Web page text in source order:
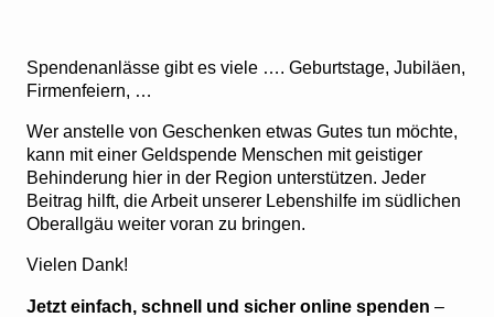
Spendenanlässe gibt es viele …. Geburtstage, Jubiläen,
Firmenfeiern, …
Wer anstelle von Geschenken etwas Gutes tun möchte,
kann mit einer Geldspende Menschen mit geistiger
Behinderung hier in der Region unterstützen. Jeder
Beitrag hilft, die Arbeit unserer Lebenshilfe im südlichen
Oberallgäu weiter voran zu bringen.
Vielen Dank!
Jetzt einfach, schnell und sicher online spenden –